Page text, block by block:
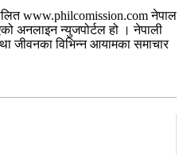
www.philcomission.com नेपाल
अनलाइन न्युजपोर्टल हो । नेपाली
जीवनका विभिन्न आयामका समाचार